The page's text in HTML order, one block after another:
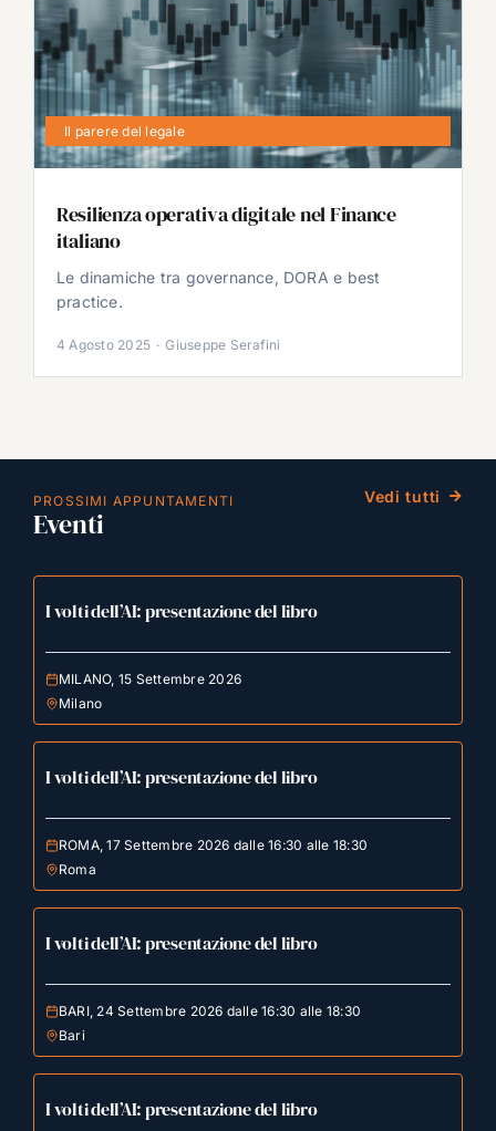
Il parere del legale
Resilienza operativa digitale nel Finance
italiano
Le dinamiche tra governance, DORA e best
practice.
4 Agosto 2025 · Giuseppe Serafini
PROSSIMI APPUNTAMENTI
Eventi
Vedi tutti
I volti dell’AI: presentazione del libro
MILANO, 15 Settembre 2026
Milano
I volti dell’AI: presentazione del libro
ROMA, 17 Settembre 2026 dalle 16:30 alle 18:30
Roma
I volti dell’AI: presentazione del libro
BARI, 24 Settembre 2026 dalle 16:30 alle 18:30
Bari
I volti dell’AI: presentazione del libro